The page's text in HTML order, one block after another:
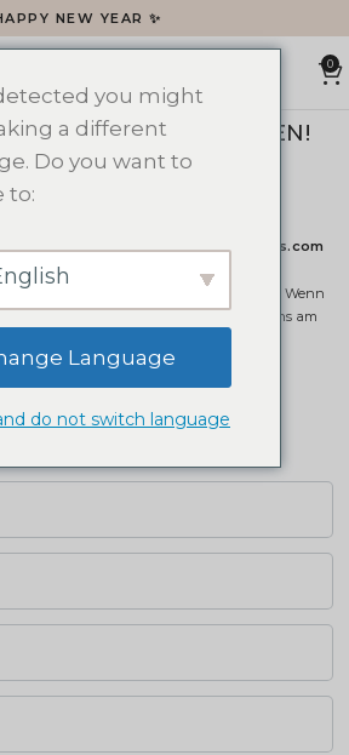
NEW YEAR ✨
0
VON DIR ZU HÖREN!
INQUIRIES
E-Mail-Adresse:info@kearacandles.com
Montag bis Freitag, 9:00 bis 17:00 Uhr. Wenn
Uhr am Freitag eingeht, melden wir uns am
kearacandles (Spain)
(Germany)
you might
a different
Do you want to
to:
Language
do not switch language